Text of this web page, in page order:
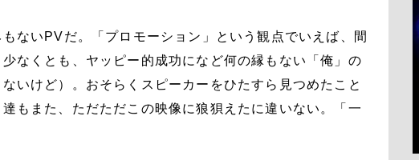
ないPVだ。「プロモーション」という観点でいえば、間
なくとも、ヤッピー的成功になど何の縁もない「俺」の
いけど）。おそらくスピーカーをひたすら見つめたこと
もまた、ただただこの映像に狼狽えたに違いない。「一